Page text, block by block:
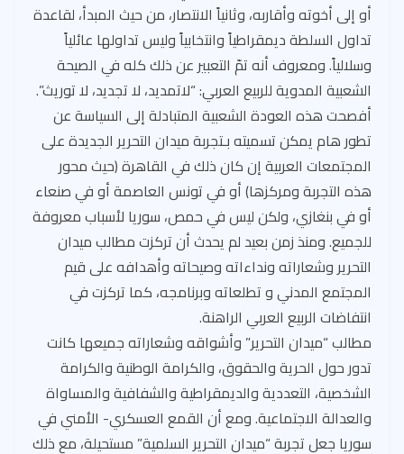
أو إلى أخوته وأقاربه، وثانياً الانتصار، من حيث المبدأ، لقاعدة
تداول السلطة ديمقراطياً وانتخابياً وليس تداولها عائلياً
وسلالياً. ومعروف أنه تمّ التعبير عن ذلك كله في الصيحة
الشعبية المدوية للربيع العربي: “لاتمديد، لا تجديد، لا توريث”.
أفصحت هذه العودة الشعبية المتبادلة إلى السياسة عن
تطور هام يمكن تسميته بـتجربة ميدان التحرير الجديدة على
المجتمعات العربية إن كان ذلك في القاهرة (حيث محور
هذه التجربة ومركزها) أو في تونس العاصمة أو في صنعاء
أو في بنغازي، ولكن ليس في حمص، سوريا لأسباب معروفة
للجميع. ومنذ زمن بعيد لم يحدث أن تركزت مطالب ميدان
التحرير وشعاراته ونداءاته وصيحاته وأهدافه على قيم
المجتمع المدني و تطلعاته وبرنامجه، كما تركزت في
انتفاضات الربيع العربي الراهنة.
مطالب “ميدان التحرير” وأشواقه وشعاراته جميعها كانت
تدور حول الحرية والحقوق، والكرامة الوطنية والكرامة
الشخصية، التعددية والديمقراطية والشفافية والمساواة
والعدالة الاجتماعية. ومع أن القمع العسكري- الأمني في
سوريا جعل تجربة “ميدان التحرير السلمية” مستحيلة، مع ذلك